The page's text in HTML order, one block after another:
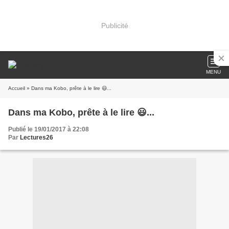
Publicité
MENU
Accueil » Dans ma Kobo, prête à le lire 😃...
Dans ma Kobo, prête à le lire 😃...
Publié le 19/01/2017 à 22:08
Par Lectures26